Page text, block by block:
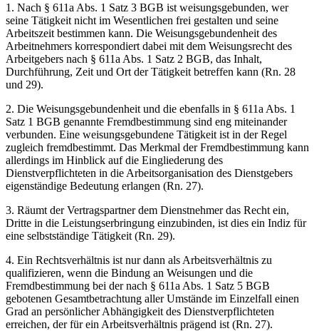
1. Nach § 611a Abs. 1 Satz 3 BGB ist weisungsgebunden, wer
seine Tätigkeit nicht im Wesentlichen frei gestalten und seine
Arbeitszeit bestimmen kann. Die Weisungsgebundenheit des
Arbeitnehmers korrespondiert dabei mit dem Weisungsrecht des
Arbeitgebers nach § 611a Abs. 1 Satz 2 BGB, das Inhalt,
Durchführung, Zeit und Ort der Tätigkeit betreffen kann (Rn. 28
und 29).
2. Die Weisungsgebundenheit und die ebenfalls in § 611a Abs. 1
Satz 1 BGB genannte Fremdbestimmung sind eng miteinander
verbunden. Eine weisungsgebundene Tätigkeit ist in der Regel
zugleich fremdbestimmt. Das Merkmal der Fremdbestimmung kann
allerdings im Hinblick auf die Eingliederung des
Dienstverpflichteten in die Arbeitsorganisation des Dienstgebers
eigenständige Bedeutung erlangen (Rn. 27).
3. Räumt der Vertragspartner dem Dienstnehmer das Recht ein,
Dritte in die Leistungserbringung einzubinden, ist dies ein Indiz für
eine selbstständige Tätigkeit (Rn. 29).
4. Ein Rechtsverhältnis ist nur dann als Arbeitsverhältnis zu
qualifizieren, wenn die Bindung an Weisungen und die
Fremdbestimmung bei der nach § 611a Abs. 1 Satz 5 BGB
gebotenen Gesamtbetrachtung aller Umstände im Einzelfall einen
Grad an persönlicher Abhängigkeit des Dienstverpflichteten
erreichen, der für ein Arbeitsverhältnis prägend ist (Rn. 27).